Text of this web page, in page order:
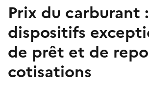
Prix du carburant :
dispositifs
de prêt et de
cotisations